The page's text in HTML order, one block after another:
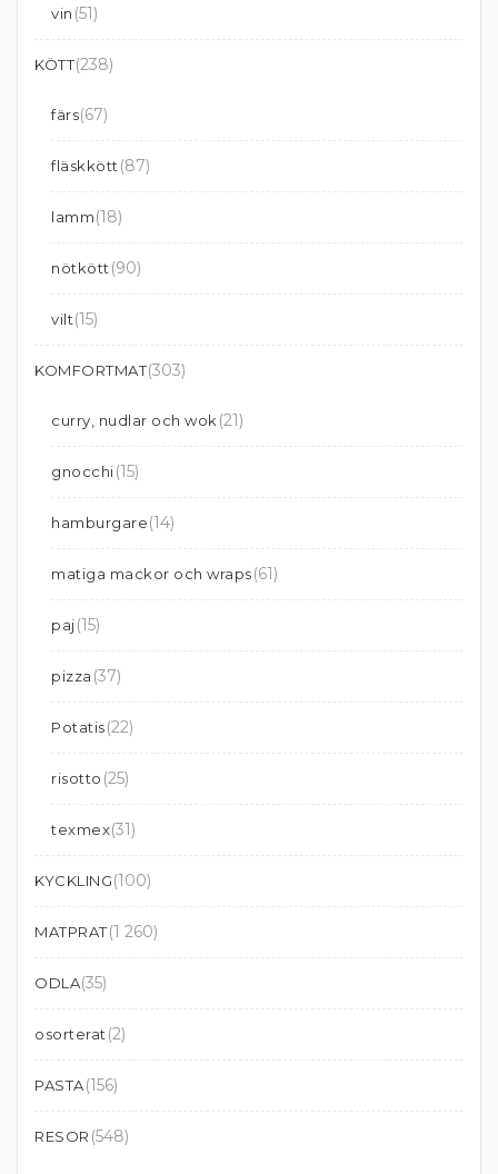
vin (51)
KÖTT(238)
färs(67)
fläskkött (87)
lamm(18)
nötkött (90)
vilt(15)
KOMFORTMAT(303)
curry, nudlar och wok (21)
gnocchi(15)
hamburgare(14)
matiga mackor och wraps(61)
paj(15)
pizza (37)
Potatis(22)
risotto (25)
texmex(31)
KYCKLING(100)
MATPRAT(1 260)
ODLA(35)
osorterat (2)
PASTA(156)
RESOR (548)